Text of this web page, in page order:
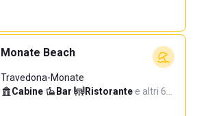
Monate Beach
Travedona-Monate
Cabine· Bar· Ristorante·e altri 6…